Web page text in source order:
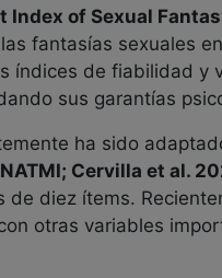
of Sexual
fantasías sexuales
índices de fiabilidad y
sus garantías
ha sido
Cervilla et al.
de diez ítems.
otras variables